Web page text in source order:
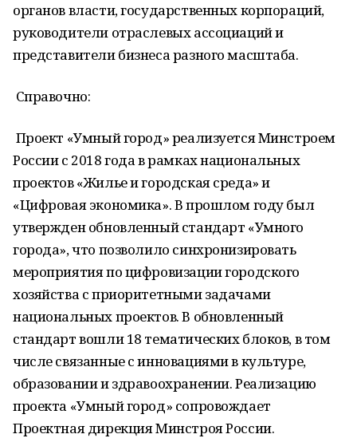
органов власти, государственных корпораций,
руководители отраслевых ассоциаций и
представители бизнеса разного масштаба.
Справочно:
Проект «Умный город» реализуется Минстроем
России с 2018 года в рамках национальных
проектов «Жилье и городская среда» и
«Цифровая экономика». В прошлом году был
утвержден обновленный стандарт «Умного
города», что позволило синхронизировать
мероприятия по цифровизации городского
хозяйства с приоритетными задачами
национальных проектов. В обновленный
стандарт вошли 18 тематических блоков, в том
числе связанные с инновациями в культуре,
образовании и здравоохранении. Реализацию
проекта «Умный город» сопровождает
Проектная дирекция Минстроя России.